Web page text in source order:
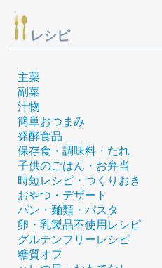
レシピ
主菜
副菜
汁物
簡単おつまみ
発酵食品
保存食・調味料・たれ
子供のごはん・お弁当
時短レシピ・つくりおき
おやつ・デザート
パン・麺類・パスタ
卵・乳製品不使用レシピ
グルテンフリーレシピ
糖質オフ